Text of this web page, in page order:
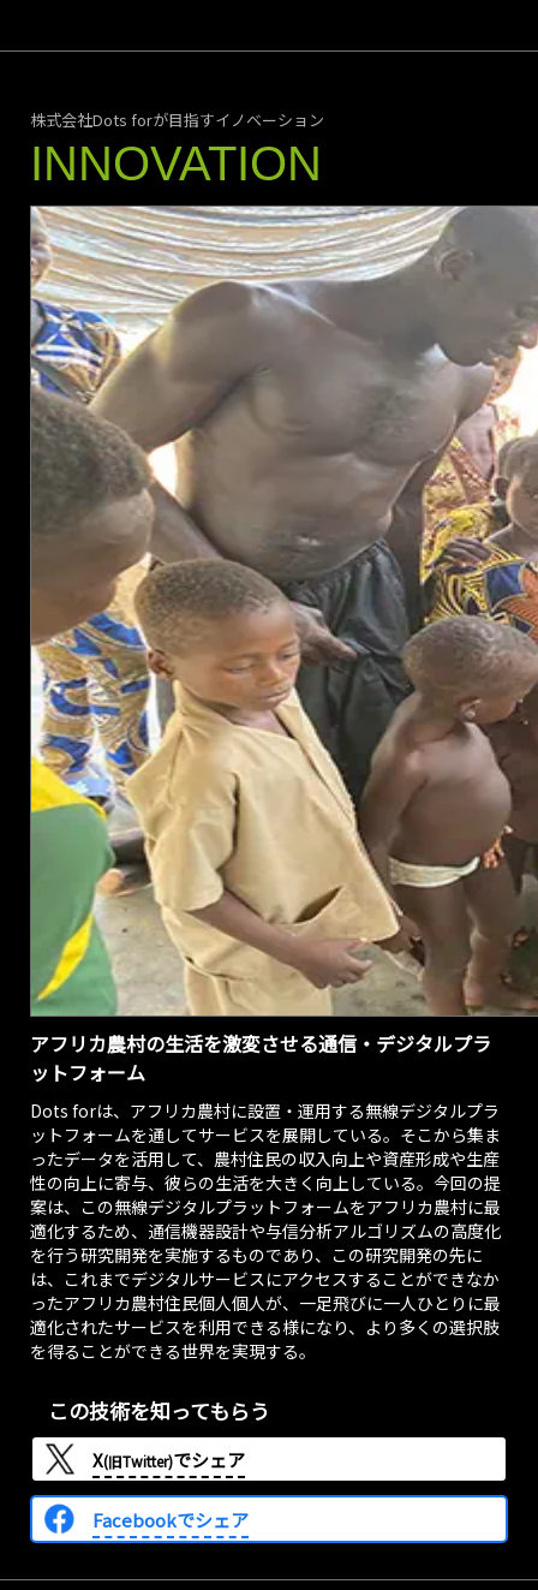
展開する分散型通
「d.CONNECT」と
そのプラットフォ
ームを通じてアク
ルサービスを提供
し、そのザンビア
での運営をFL360
が実施するフラン
チャイズ展開パー
トナーシップを
2025年5⽉より開
始しましたのでお
知らせします。
2025/06/13
PR Times
アフリカ農村で
のコミュニティ
バイクのレンタ
ル事業の実証実
験を開始
株式会社 Dots for
は、本田技研工業
株式会社の Honda
Motor Southern
Africa (PTY) Ltd.
Ghana Officeと協
力し、アフリカの
地方農村部で、
Dots forが展開す
る村々の人々が利
用できる移動手段
として、「村のデ
ジタルコンビニ」
経由で予約・利用
ができるコミュニ
ティバイクのレン
タル事業の有効性
を確認するための
実証実験を 2025年
5月より開始しまし
ます。
2024/09/11
PR Times
ブラザー工業と
のアフリカ農村
での印刷・コピ
ー事業について
の実証実験を開
始
「村のデジタルコ
ンビニ」のサービ
スとして、ブラザ
ー工業製のインク
ジェット複合機を
活用した農村での
印刷・コピー事業
るための実証実験
株式会社Dots forが目指すイノベーション
INNOVATION
アフリカ農村の生活を激変させる通信・デジタルプラ
ットフォーム
Dots forは、アフリカ農村に設置・運用する無線デジタルプラ
ットフォームを通してサービスを展開している。そこから集ま
ったデータを活用して、農村住民の収入向上や資産形成や生産
性の向上に寄与、彼らの生活を大きく向上している。今回の提
案は、この無線デジタルプラットフォームをアフリカ農村に最
適化するため、通信機器設計や与信分析アルゴリズムの高度化
を行う研究開発を実施するものであり、この研究開発の先に
は、これまでデジタルサービスにアクセスすることができなか
ったアフリカ農村住民個人個人が、一足飛びに一人ひとりに最
適化されたサービスを利用できる様になり、より多くの選択肢
を得ることができる世界を実現する。
この技術を知ってもらう
X(旧Twitter)でシェア
Facebookでシェア